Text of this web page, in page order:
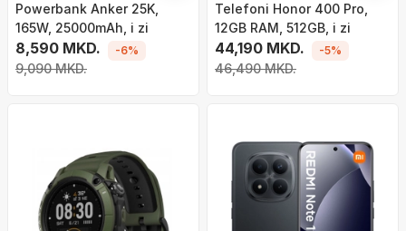
Powerbank Anker 25K,
165W, 25000mAh, i zi
8,590 MKD.
9,090 MKD.
-6%
Telefoni Honor 400 Pro,
12GB RAM, 512GB, i zi
44,190 MKD.
46,490 MKD.
-5%